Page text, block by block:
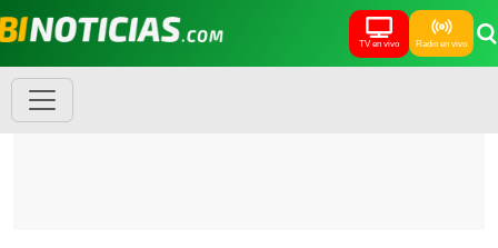
TV en vivo Radio en vivo